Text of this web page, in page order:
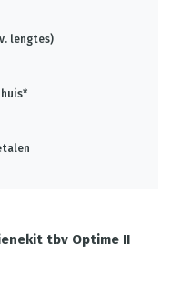
lengtes)
tbv Optime II